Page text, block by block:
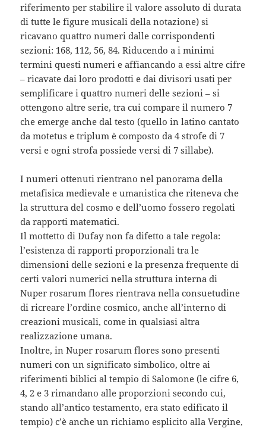
riferimento per stabilire il valore assoluto di durata
di tutte le figure musicali della notazione) si
ricavano quattro numeri dalle corrispondenti
sezioni: 168, 112, 56, 84. Riducendo a i minimi
termini questi numeri e affiancando a essi altre cifre
– ricavate dai loro prodotti e dai divisori usati per
semplificare i quattro numeri delle sezioni – si
ottengono altre serie, tra cui compare il numero 7
che emerge anche dal testo (quello in latino cantato
da motetus e triplum è composto da 4 strofe di 7
versi e ogni strofa possiede versi di 7 sillabe).
I numeri ottenuti rientrano nel panorama della
metafisica medievale e umanistica che riteneva che
la struttura del cosmo e dell’uomo fossero regolati
da rapporti matematici.
Il mottetto di Dufay non fa difetto a tale regola:
l’esistenza di rapporti proporzionali tra le
dimensioni delle sezioni e la presenza frequente di
certi valori numerici nella struttura interna di
Nuper rosarum flores rientrava nella consuetudine
di ricreare l’ordine cosmico, anche all’interno di
creazioni musicali, come in qualsiasi altra
realizzazione umana.
Inoltre, in Nuper rosarum flores sono presenti
numeri con un significato simbolico, oltre ai
riferimenti biblici al tempio di Salomone (le cifre 6,
4, 2 e 3 rimandano alle proporzioni secondo cui,
stando all’antico testamento, era stato edificato il
tempio) c’è anche un richiamo esplicito alla Vergine,